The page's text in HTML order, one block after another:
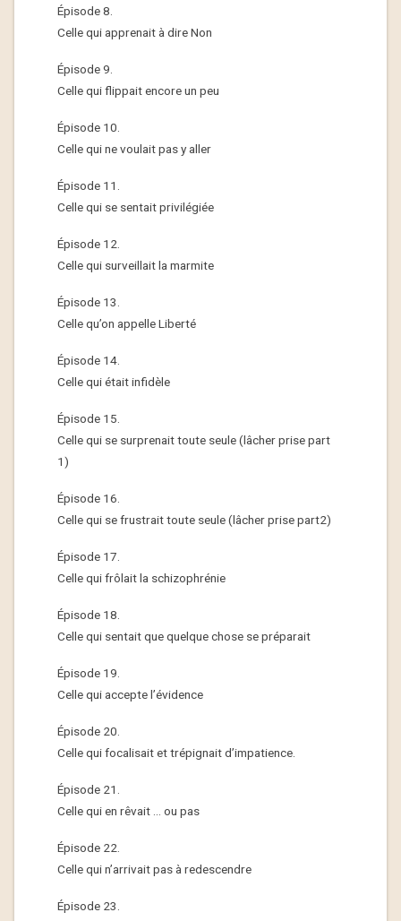
Épisode 8.
Celle qui apprenait à dire Non
Épisode 9.
Celle qui flippait encore un peu
Épisode 10.
Celle qui ne voulait pas y aller
Épisode 11.
Celle qui se sentait privilégiée
Épisode 12.
Celle qui surveillait la marmite
Épisode 13.
Celle qu’on appelle Liberté
Épisode 14.
Celle qui était infidèle
Épisode 15.
Celle qui se surprenait toute seule (lâcher prise part
1)
Épisode 16.
Celle qui se frustrait toute seule‏ (lâcher prise part2)
Épisode 17.
Celle qui frôlait la schizophrénie
Épisode 18.
Celle qui sentait que quelque chose se préparait
Épisode 19.
Celle qui accepte l’évidence
Épisode 20.
Celle qui focalisait et trépignait d’impatience.
Épisode 21.
Celle qui en rêvait … ou pas
Épisode 22.
Celle qui n’arrivait pas à redescendre
Épisode 23.